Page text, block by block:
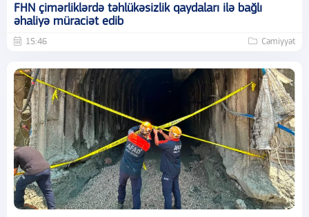
FHN çimərliklərdə təhlükəsizlik qaydaları ilə bağlı
əhaliyə müraciət edib
15:46 Cəmiyyət